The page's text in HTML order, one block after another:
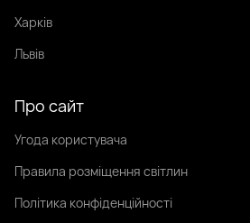
Харків
Львів
Про сайт
Угода користувача
Правила розміщення світлин
Політика конфіденційності